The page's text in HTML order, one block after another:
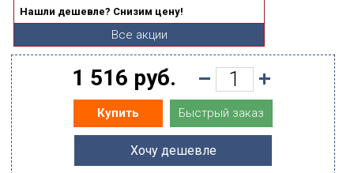
Нашли дешевле? Снизим цену!
Все акции
1 516 руб.
Купить Быстрый заказ
Хочу дешевле